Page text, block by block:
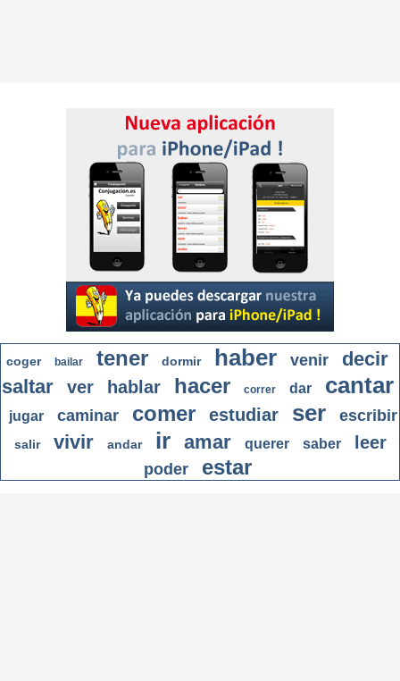
coger bailar tener dormir haber venir
decir
saltar
ver hablar hacer correr dar cantar
jugar caminar comer estudiar ser escribir
salir vivir andar ir amar querer saber leer
poder estar